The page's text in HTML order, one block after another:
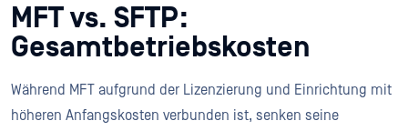
MFT vs. SFTP:
Gesamtbetriebskosten
Während MFT aufgrund der Lizenzierung und Einrichtung mit
höheren Anfangskosten verbunden ist, senken seine